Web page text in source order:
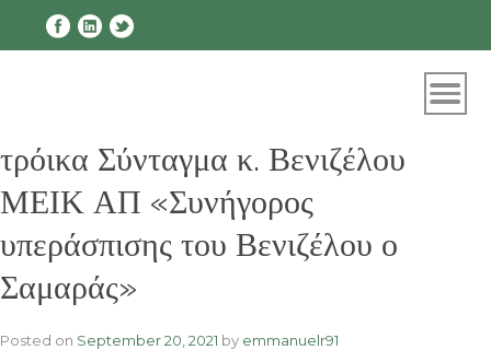
τρόικα Σύνταγμα κ. Βενιζέλου
ΜΕΙΚ ΑΠ «Συνήγορος
υπεράσπισης του Βενιζέλου ο
Σαμαράς»
Posted on September 20, 2021 by emmanuelr91